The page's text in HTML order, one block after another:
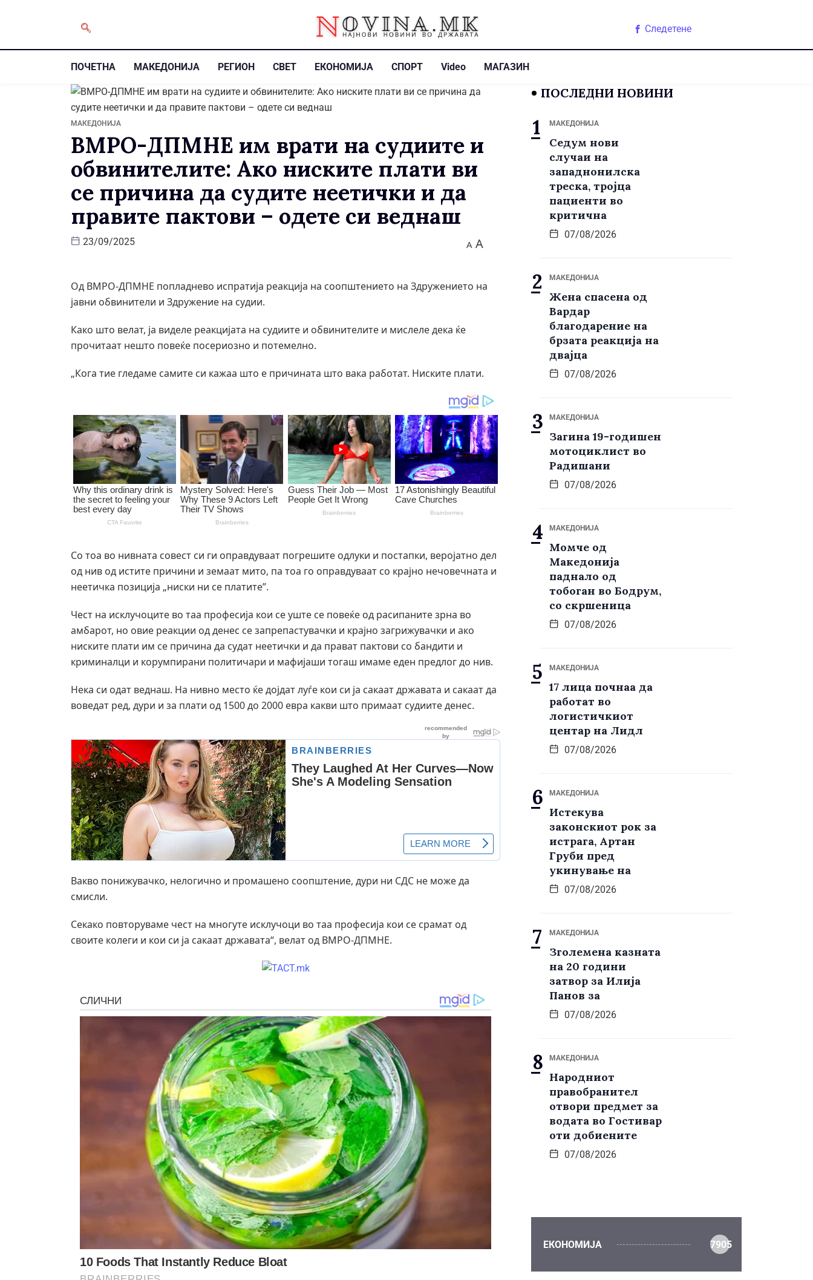
Следетене
ПОЧЕТНА МАКЕДОНИЈА РЕГИОН СВЕТ ЕКОНОМИЈА СПОРТ Video МАГАЗИН
МАКЕДОНИЈА
ВМРО-ДПМНЕ им врати на судиите и
обвинителите: Ако ниските плати ви
се причина да судите неетички и да
правите пактови – одете си веднаш
23/09/2025 A A
Од ВМРО-ДПМНЕ попладнево испратија реакција на соопштението на Здружението на
јавни обвинители и Здружение на судии.
Како што велат, ја виделе реакцијата на судиите и обвинителите и мислеле дека ќе
прочитаат нешто повеќе посериозно и потемелно.
„Кога тие гледаме самите си кажаа што е причината што вака работат. Ниските плати.
Со тоа во нивната совест си ги оправдуваат погрешите одлуки и постапки, веројатно дел
од нив од истите причини и земаат мито, па тоа го оправдуваат со крајно нечовечната и
неетичка позиција „ниски ни се платите”.
Чест на исклучоците во таа професија кои се уште се повеќе од расипаните зрна во
амбарот, но овие реакции од денес се запрепастувачки и крајно загрижувачки и ако
ниските плати им се причина да судат неетички и да прават пактови со бандити и
криминалци и корумпирани политичари и мафијаши тогаш имаме еден предлог до нив.
Нека си одат веднаш. На нивно место ќе дојдат луѓе кои си ја сакаат државата и сакаат да
воведат ред, дури и за плати од 1500 до 2000 евра какви што примаат судиите денес.
Вакво понижувачко, нелогично и промашено соопштение, дури ни СДС не може да
смисли.
Секако повторуваме чест на многуте исклучоци во таа професија кои се срамат од
своите колеги и кои си ја сакаат државата“, велат од ВМРО-ДПМНЕ.
ПОСЛЕДНИ НОВИНИ
МАКЕДОНИЈА
Седум нови
случаи на
западнонилска
треска, тројца
пациенти во
критична
07/08/2026
МАКЕДОНИЈА
Жена спасена од
Вардар
благодарение на
брзата реакција на
двајца
07/08/2026
МАКЕДОНИЈА
Загина 19-годишен
мотоциклист во
Радишани
07/08/2026
МАКЕДОНИЈА
Момче од
Македонија
паднало од
тобоган во Бодрум,
со скршеница
07/08/2026
МАКЕДОНИЈА
17 лица почнаа да
работат во
логистичкиот
центар на Лидл
07/08/2026
МАКЕДОНИЈА
Истекува
законскиот рок за
истрага, Артан
Груби пред
укинување на
07/08/2026
МАКЕДОНИЈА
Зголемена казната
на 20 години
затвор за Илија
Панов за
07/08/2026
МАКЕДОНИЈА
Народниот
правобранител
отвори предмет за
водата во Гостивар
оти добиените
07/08/2026
ЕКОНОМИЈА 7905